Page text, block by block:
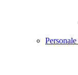
Personale